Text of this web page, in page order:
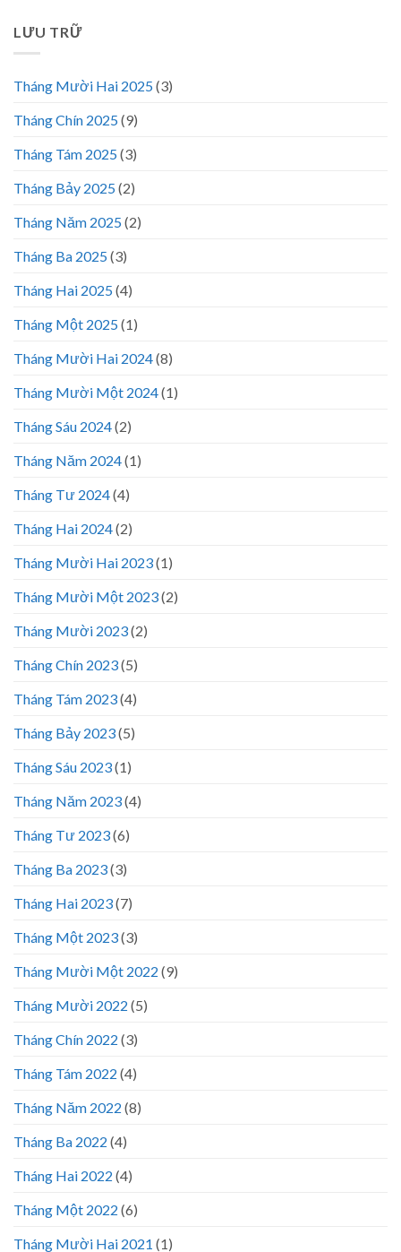
LƯU TRỮ
Tháng Mười Hai 2025(3)
Tháng Chín 2025(9)
Tháng Tám 2025(3)
Tháng Bảy 2025(2)
Tháng Năm 2025(2)
Tháng Ba 2025(3)
Tháng Hai 2025(4)
Tháng Một 2025(1)
Tháng Mười Hai 2024(8)
Tháng Mười Một 2024(1)
Tháng Sáu 2024(2)
Tháng Năm 2024(1)
Tháng Tư 2024(4)
Tháng Hai 2024(2)
Tháng Mười Hai 2023(1)
Tháng Mười Một 2023(2)
Tháng Mười 2023(2)
Tháng Chín 2023(5)
Tháng Tám 2023(4)
Tháng Bảy 2023(5)
Tháng Sáu 2023(1)
Tháng Năm 2023(4)
Tháng Tư 2023(6)
Tháng Ba 2023(3)
Tháng Hai 2023(7)
Tháng Một 2023(3)
Tháng Mười Một 2022 (9)
Tháng Mười 2022 (5)
Tháng Chín 2022 (3)
Tháng Tám 2022 (4)
Tháng Năm 2022 (8)
Tháng Ba 2022 (4)
Tháng Hai 2022 (4)
Tháng Một 2022 (6)
Tháng Mười Hai 2021 (1)